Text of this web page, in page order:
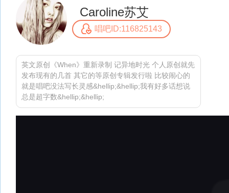
Caroline苏艾
唱吧ID:116825143
英文原创《When》重新录制 记异地时光 个人原创就先
发布现有的几首 其它的等原创专辑发行啦 比较闹心的
就是唱吧没法写长灵感&hellip;&hellip;我有好多话想说
总是超字数&hellip;&hellip;